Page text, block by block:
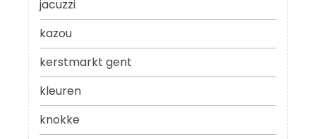
jacuzzi
kazou
kerstmarkt gent
kleuren
knokke